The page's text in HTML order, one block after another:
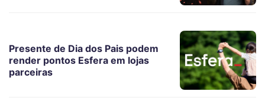
Presente de Dia dos Pais podem
render pontos Esfera em lojas
parceiras